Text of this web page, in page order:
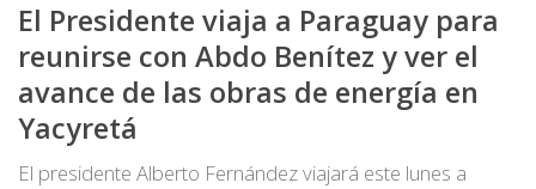
El Presidente viaja a Paraguay para
reunirse con Abdo Benítez y ver el
avance de las obras de energía en
Yacyretá
El presidente Alberto Fernández viajará este lunes a